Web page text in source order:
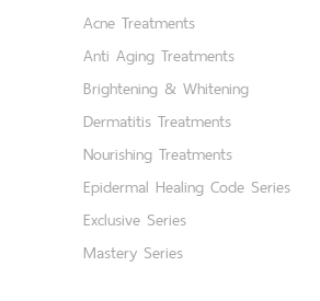
Acne Treatments
Anti Aging Treatments
Brightening & Whitening
Dermatitis Treatments
Nourishing Treatments
Epidermal Healing Code Series
Exclusive Series
Mastery Series